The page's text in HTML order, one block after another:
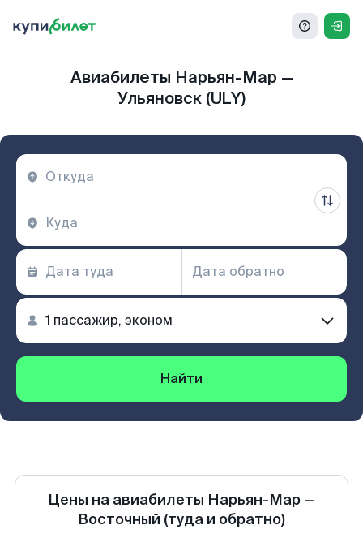
Авиабилеты Нарьян-Мар —
Ульяновск (ULY)
Найти
Цены на авиабилеты Нарьян-Мар —
Восточный (туда и обратно)